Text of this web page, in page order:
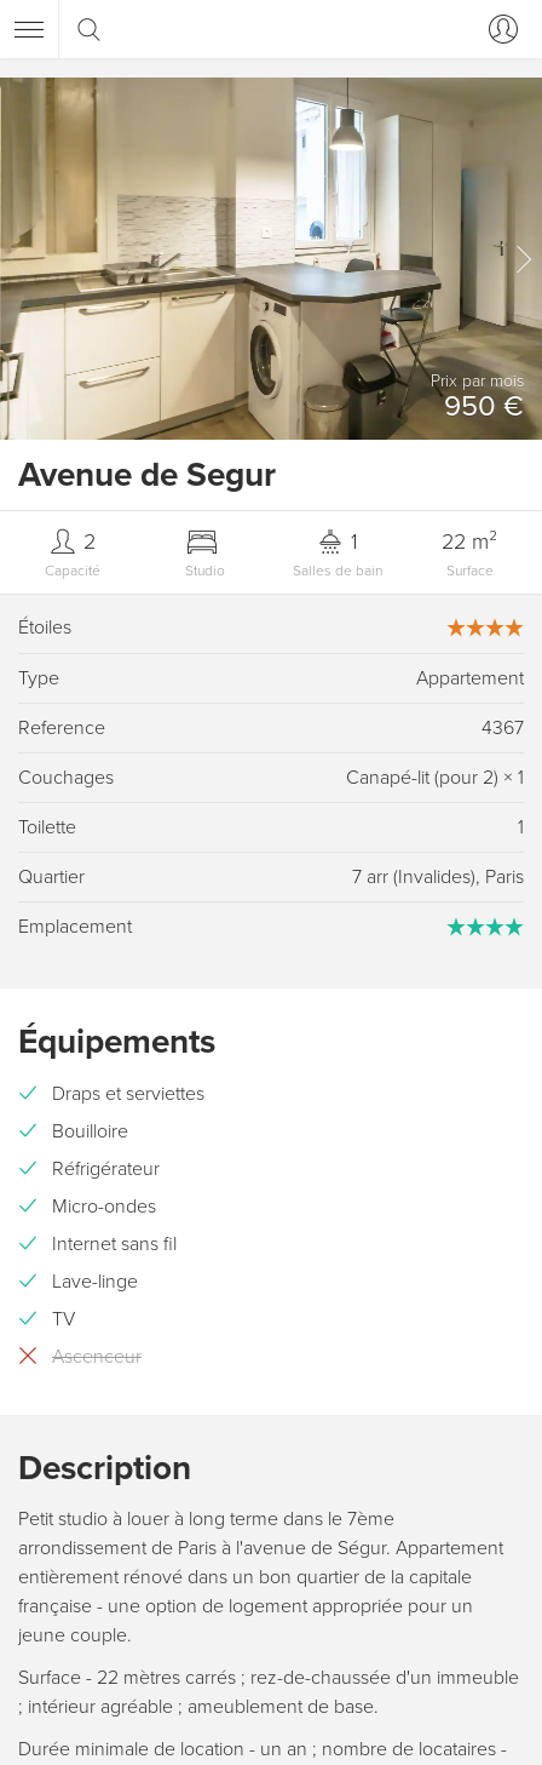
Prix ​​par mois
950 €
Avenue de Segur
Capacité
2
Studio Salles de bain
1
Surface
22 m²
Étoiles
Type Appartement
Reference 4367
Couchages Canapé-lit (pour 2) × 1
Toilette 1
Quartier 7 arr (Invalides), Paris
Emplacement
Équipements
Draps et serviettes
Bouilloire
Réfrigérateur
Micro-ondes
Internet sans fil
Lave-linge
TV
Ascenceur
Description
Petit studio à louer à long terme dans le 7ème
arrondissement de Paris à l'avenue de Ségur. Appartement
entièrement rénové dans un bon quartier de la capitale
française - une option de logement appropriée pour un
jeune couple.
Surface - 22 mètres carrés ; rez-de-chaussée d'un immeuble
; intérieur agréable ; ameublement de base.
Durée minimale de location - un an ; nombre de locataires -